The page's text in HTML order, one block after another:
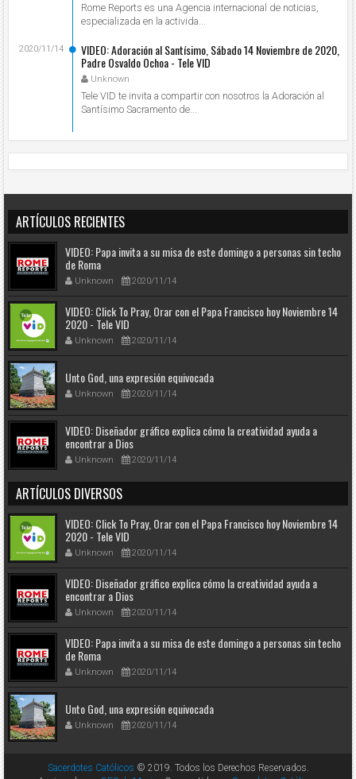
Rome Reports es una Agencia internacional de noticias,
especializada en la activida...
VIDEO: Adoración al Santísimo, Sábado 14 Noviembre de 2020,
Padre Osvaldo Ochoa - Tele VID
Unknown
2020/11/14
Tele VID te invita a compartir con nosotros la Adoración al
Santísimo Sacramento de...
ARTÍCULOS RECIENTES
VIDEO: Papa invita a su misa de este domingo a personas sin techo
de Roma
Unknown 2020/11/14
VIDEO: Click To Pray, Orar con el Papa Francisco hoy Noviembre 14
2020 - Tele VID
Unknown 2020/11/14
Unto God, una expresión equivocada
Unknown 2020/11/14
VIDEO: Diseñador gráfico explica cómo la creatividad ayuda a
encontrar a Dios
Unknown 2020/11/14
ARTÍCULOS DIVERSOS
VIDEO: Click To Pray, Orar con el Papa Francisco hoy Noviembre 14
2020 - Tele VID
Unknown 2020/11/14
VIDEO: Diseñador gráfico explica cómo la creatividad ayuda a
encontrar a Dios
Unknown 2020/11/14
VIDEO: Papa invita a su misa de este domingo a personas sin techo
de Roma
Unknown 2020/11/14
Unto God, una expresión equivocada
Unknown 2020/11/14
Sacerdotes Católicos © 2019. Todos los Derechos Reservados.